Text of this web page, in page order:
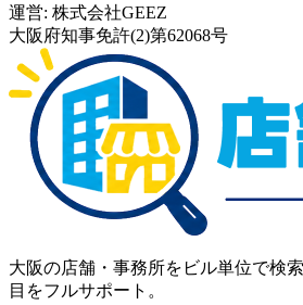
運営: 株式会社GEEZ
大阪府知事免許(2)第62068号
大阪の店舗・事務所をビル単位で検
目をフルサポート。